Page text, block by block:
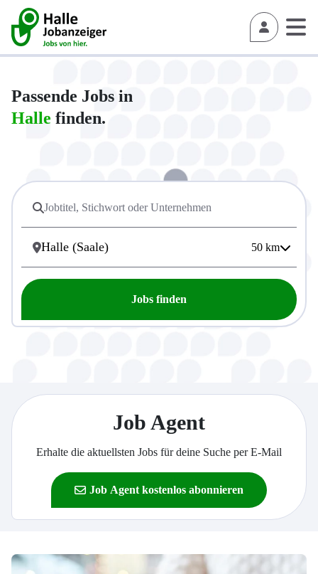
Passende Jobs in
Halle finden.
50 km
Jobs finden
Job Agent
Erhalte die aktuellsten Jobs für deine Suche per E-Mail
Job Agent kostenlos abonnieren